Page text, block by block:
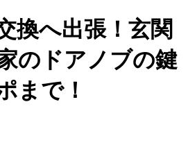
換へ出張！玄関
のドアノブの鍵
まで！